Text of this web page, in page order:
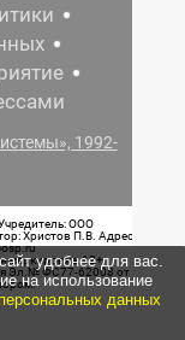
1992-
ООО
Христов П.В. Адрес
маркировка: 12+
Эл.№ ФС77-62008 от
удобнее для вас.
на использование
данных